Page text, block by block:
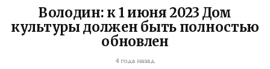
Володин: к 1 июня 2023 Дом
культуры должен быть полностью
обновлен
4 года назад